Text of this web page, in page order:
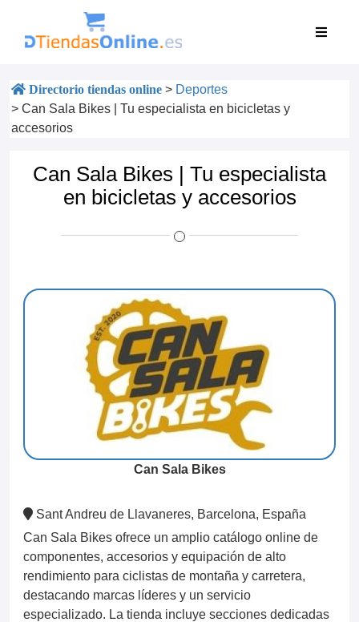
Directorio tiendas online > Deportes
> Can Sala Bikes | Tu especialista en bicicletas y
accesorios
Can Sala Bikes | Tu especialista
en bicicletas y accesorios
Can Sala Bikes
Sant Andreu de Llavaneres, Barcelona, España
Can Sala Bikes ofrece un amplio catálogo online de
componentes, accesorios y equipación de alto
rendimiento para ciclistas de montaña y carretera,
destacando marcas líderes y un servicio
especializado. La tienda incluye secciones dedicadas